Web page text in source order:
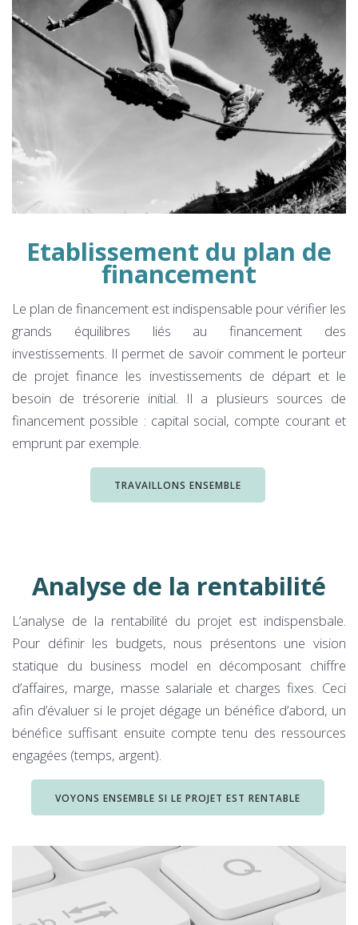
Etablissement du plan de
financement
Le plan de financement est indispensable pour vérifier les
grands équilibres liés au financement des
investissements. Il permet de savoir comment le porteur
de projet finance les investissements de départ et le
besoin de trésorerie initial. Il a plusieurs sources de
financement possible : capital social, compte courant et
emprunt par exemple.
TRAVAILLONS ENSEMBLE
Analyse de la rentabilité
L’analyse de la rentabilité du projet est indispensbale.
Pour définir les budgets, nous présentons une vision
statique du business model en décomposant chiffre
d’affaires, marge, masse salariale et charges fixes. Ceci
afin d’évaluer si le projet dégage un bénéfice d’abord, un
bénéfice suffisant ensuite compte tenu des ressources
engagées (temps, argent).
VOYONS ENSEMBLE SI LE PROJET EST RENTABLE